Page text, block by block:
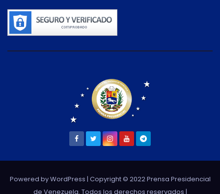
Powered by WordPress | Copyright © 2022 Prensa Presidencial
de Venezuela. Todos los derechos reservados |